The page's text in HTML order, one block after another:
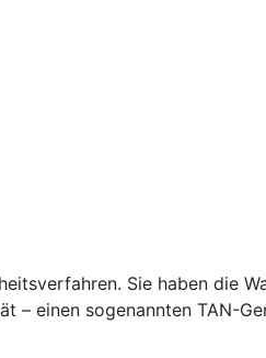
Sie haben die
– einen sogenannten TAN-